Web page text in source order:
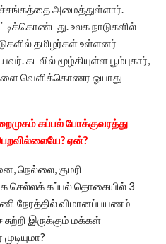
அமைத்துள்ளார்.
உலக நாடுகளில்
தமிழர்கள் உள்ளனர்
கடலில் மூழ்கியுள்ள பூம்புகார்,
வெளிக்கொணர ஓயாது
கப்பல் போக்குவரத்து
ஏன்?
நெல்லை, குமரி
செல்லக் கப்பல் தொகையில் 3
நேரத்தில் விமானப்பயணம்
இருக்கும் மக்கள்